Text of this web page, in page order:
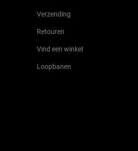
Verzending
Retouren
Vind een winkel
Loopbanen